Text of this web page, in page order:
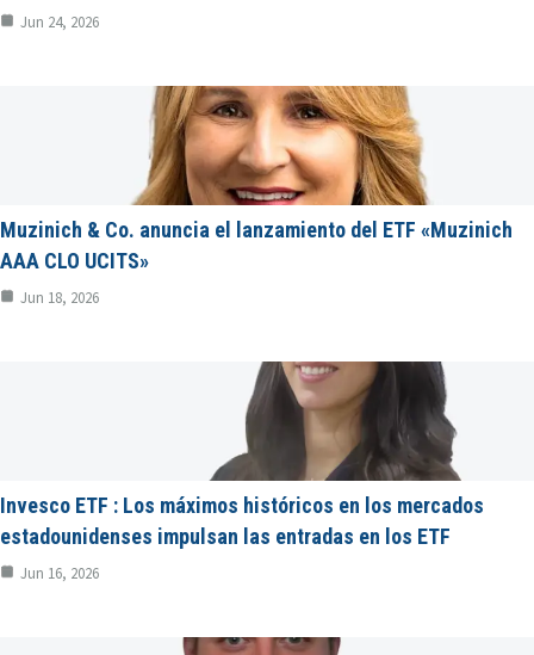
Jun 24, 2026
Muzinich & Co. anuncia el lanzamiento del ETF «Muzinich
AAA CLO UCITS»
Jun 18, 2026
Invesco ETF : Los máximos históricos en los mercados
estadounidenses impulsan las entradas en los ETF
Jun 16, 2026